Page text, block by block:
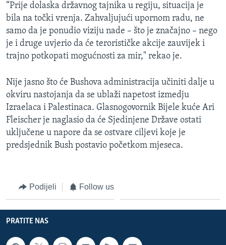
“Prije dolaska državnog tajnika u regiju, situacija je
bila na točki vrenja. Zahvaljujući upornom radu, ne
samo da je ponudio viziju nade – što je značajno – nego
je i druge uvjerio da će terorističke akcije zauvijek i
trajno potkopati mogućnosti za mir," rekao je.
Nije jasno što će Bushova administracija učiniti dalje u
okviru nastojanja da se ublaži napetost izmedju
Izraelaca i Palestinaca. Glasnogovornik Bijele kuće Ari
Fleischer je naglasio da će Sjedinjene Države ostati
uključene u napore da se ostvare ciljevi koje je
predsjednik Bush postavio početkom mjeseca.
Podijeli Follow us
PRATITE NAS